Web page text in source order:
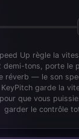
Up règle la
demi-tons, porte le
réverb — le son
KeyPitch garde la
que vous
garder le contrôle